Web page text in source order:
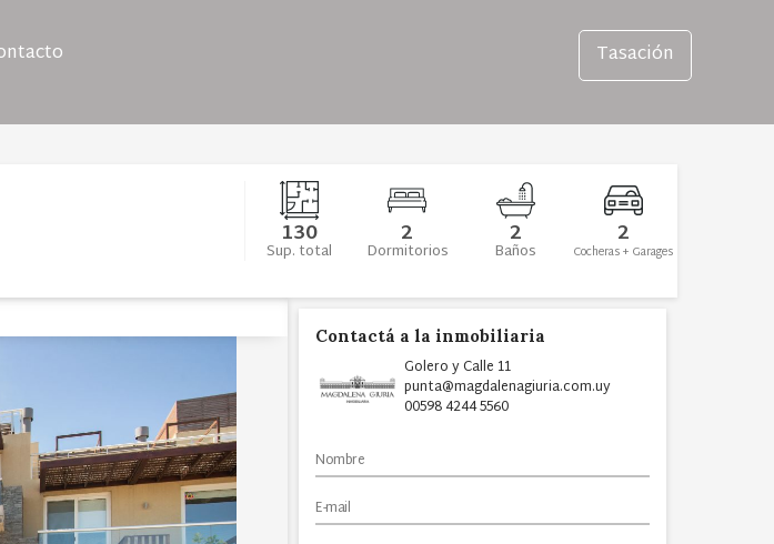
Tasación
130
Sup. total 2
Dormitorios 2
Baños 2
Cocheras + Garages
Contactá a la inmobiliaria
Golero y Calle 11
punta@magdalenagiuria.com.uy
00598 4244 5560